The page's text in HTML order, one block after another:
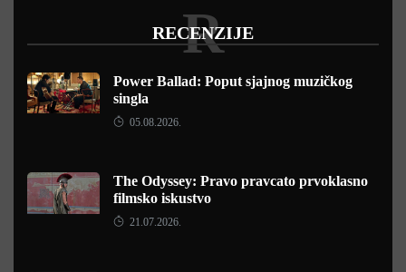
RECENZIJE
R
Power Ballad: Poput sjajnog muzičkog
singla
05.08.2026.
The Odyssey: Pravo pravcato prvoklasno
filmsko iskustvo
21.07.2026.